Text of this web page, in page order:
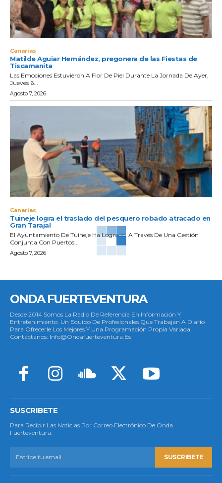
Canarias
Matilde Aguiar Hernández, pregonera de las Fiestas de
Tiscamanita
Las Emociones Estuvieron A Flor De Piel Durante La Jornada De Ayer,
Jueves 6...
Agosto 7, 2026
Canarias
Tuineje logra el traslado del pesquero robado atracado en
Gran Tarajal
El Ayuntamiento De Tuineje Ha Logrado, A Través De Una Gestión
Conjunta Con Puertos...
Agosto 7, 2026
ONDA FUERTEVENTURA
Desde 2014 Somos La Radio De Referencia En Información Y
Entretenimiento. Un Equipo De Profesionales Que Trabajan A Diario
Para Ofrecerle Los Mejores Y Una Programación Propia Variada.
Contáctanos: Info@ondafuerteventura.es
SUSCRIBETE
Para Recibir Las Noticias Por Correo Electrónico De Onda
Fuerteventura.
SUSCRIBETE